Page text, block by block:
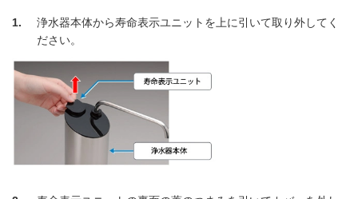
1
浄水器本体から寿命表示ユニットを上に引いて取り外してく
ださい。